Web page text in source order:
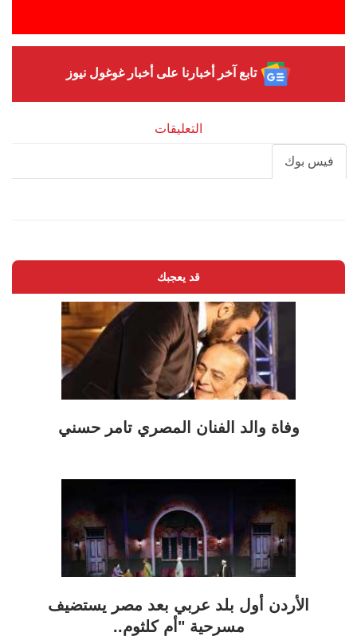
تابع آخر أخبارنا على أخبار غوغول نيوز
التعليقات
فيس بوك
قد يعجبك
وفاة والد الفنان المصري تامر حسني
الأردن أول بلد عربي بعد مصر يستضيف
مسرحية "أم كلثوم..